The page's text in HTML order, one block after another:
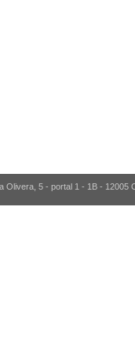
5 - portal 1 - 1B - 12005